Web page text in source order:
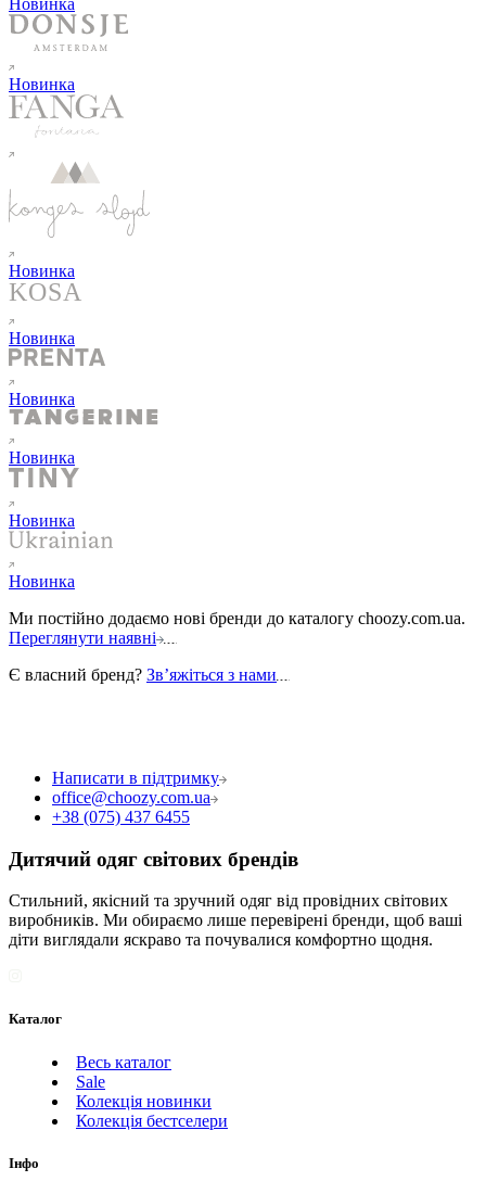
Новинка
Новинка
Новинка
Новинка
Новинка
Новинка
Новинка
Ми постійно додаємо нові бренди до каталогу choozy.com.ua.
Переглянути наявні
Є власний бренд? Звʼяжіться з нами
Написати в підтримку
office@choozy.com.ua
+38 (075) 437 6455
Дитячий одяг світових брендів
Стильний, якісний та зручний одяг від провідних світових
виробників. Ми обираємо лише перевірені бренди, щоб ваші
діти виглядали яскраво та почувалися комфортно щодня.
Каталог
Весь каталог
Sale
Колекція новинки
Колекція бестселери
Інфо